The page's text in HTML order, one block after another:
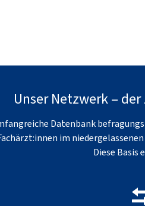
Unser Netzwerk –
Datenbank
im
Diese Basis